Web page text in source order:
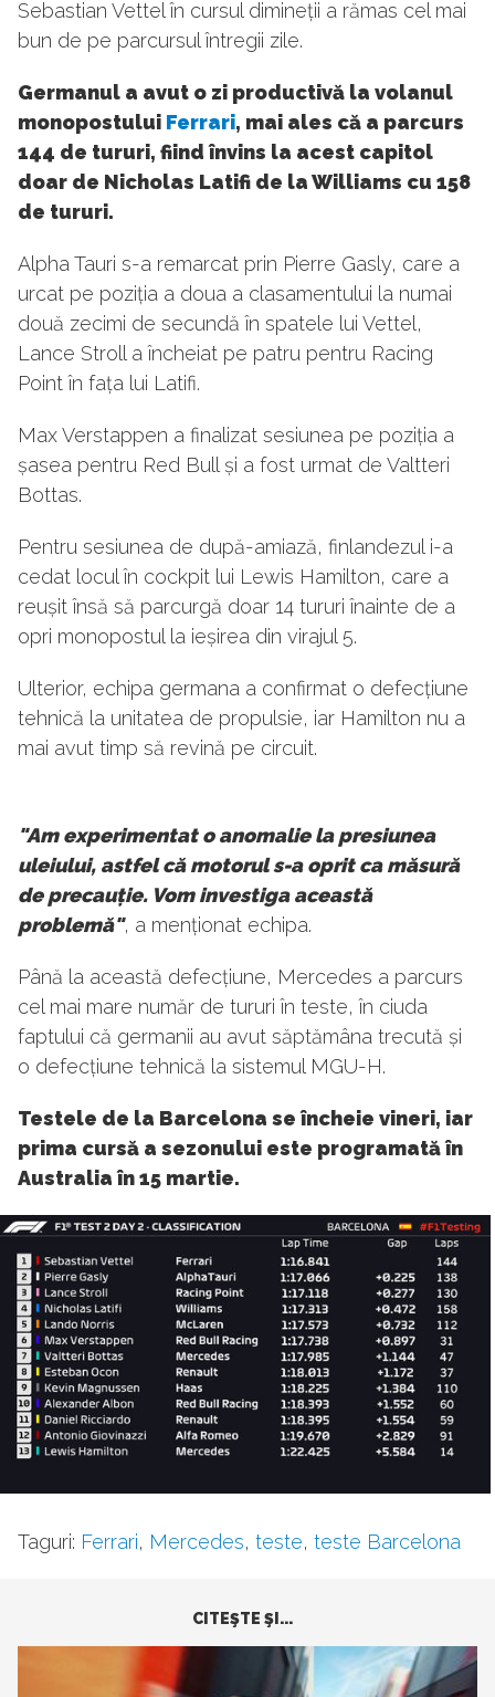
Sebastian Vettel în cursul dimineții a rămas cel mai
bun de pe parcursul întregii zile.
Germanul a avut o zi productivă la volanul
monopostului Ferrari, mai ales că a parcurs
144 de tururi, fiind învins la acest capitol
doar de Nicholas Latifi de la Williams cu 158
de tururi.
Alpha Tauri s-a remarcat prin Pierre Gasly, care a
urcat pe poziția a doua a clasamentului la numai
două zecimi de secundă în spatele lui Vettel,
Lance Stroll a încheiat pe patru pentru Racing
Point în fața lui Latifi.
Max Verstappen a finalizat sesiunea pe poziția a
șasea pentru Red Bull și a fost urmat de Valtteri
Bottas.
Pentru sesiunea de după-amiază, finlandezul i-a
cedat locul în cockpit lui Lewis Hamilton, care a
reușit însă să parcurgă doar 14 tururi înainte de a
opri monopostul la ieșirea din virajul 5.
Ulterior, echipa germana a confirmat o defecțiune
tehnică la unitatea de propulsie, iar Hamilton nu a
mai avut timp să revină pe circuit.
"Am experimentat o anomalie la presiunea
uleiului, astfel că motorul s-a oprit ca măsură
de precauție. Vom investiga această
problemă", a menționat echipa.
Până la această defecțiune, Mercedes a parcurs
cel mai mare număr de tururi în teste, în ciuda
faptului că germanii au avut săptămâna trecută și
o defecțiune tehnică la sistemul MGU-H.
Testele de la Barcelona se încheie vineri, iar
prima cursă a sezonului este programată în
Australia în 15 martie.
Taguri: Ferrari, Mercedes, teste, teste Barcelona
CITEŞTE ŞI...